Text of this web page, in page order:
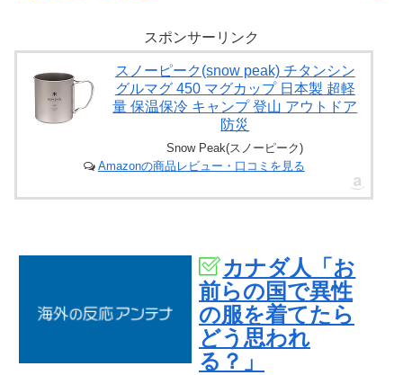
スポンサーリンク
スノーピーク(snow peak) チタンシン
グルマグ 450 マグカップ 日本製 超軽
量 保温保冷 キャンプ 登山 アウトドア
防災
Snow Peak(スノーピーク)
Amazonの商品レビュー・口コミを見る
カナダ人「お
前らの国で異性
の服を着てたら
どう思われ
る？」